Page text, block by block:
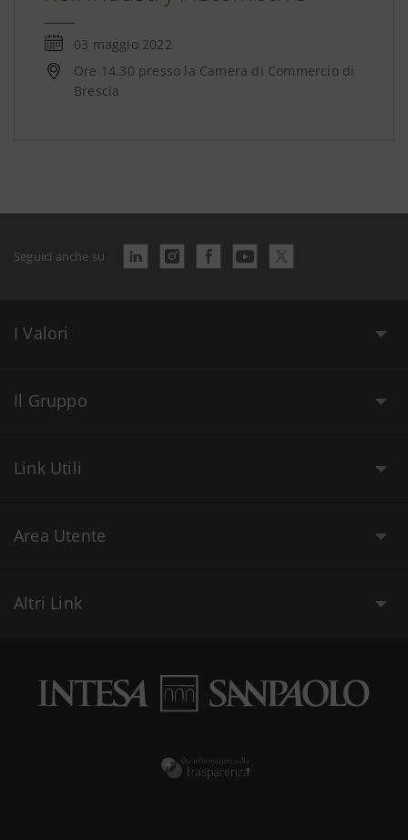
03 maggio 2022
Ore 14.30 presso la Camera di Commercio di
Brescia
Seguici anche su
I Valori
Il Gruppo
Link Utili
Area Utente
Altri Link